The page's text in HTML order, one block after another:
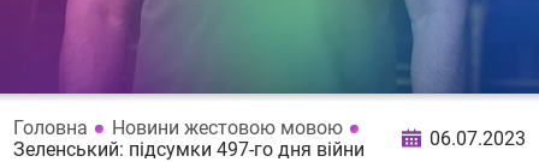
Головна
Новини жестовою мовою
Зеленський: підсумки 497-го дня війни
06.07.2023